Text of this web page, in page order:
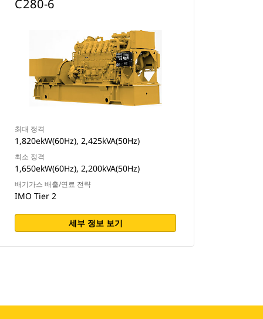
C280-6
최대 정격
1,820ekW(60Hz), 2,425kVA(50Hz)
최소 정격
1,650ekW(60Hz), 2,200kVA(50Hz)
배기가스 배출/연료 전략
IMO Tier 2
세부 정보 보기